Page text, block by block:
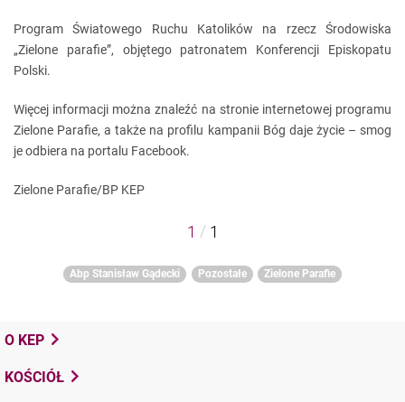
Program Światowego Ruchu Katolików na rzecz Środowiska
„Zielone parafie”, objętego patronatem Konferencji Episkopatu
Polski.
Więcej informacji można znaleźć na stronie internetowej programu
Zielone Parafie, a także na profilu kampanii Bóg daje życie – smog
je odbiera na portalu Facebook.
Zielone Parafie/BP KEP
1 / 1
Abp Stanisław Gądecki Pozostałe Zielone Parafie
O KEP
KOŚCIÓŁ